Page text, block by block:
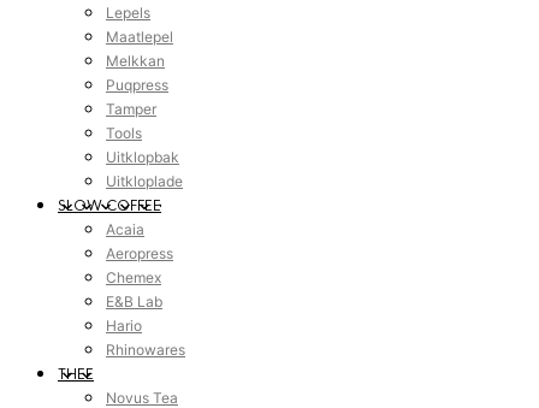
Lepels
Maatlepel
Melkkan
Puqpress
Tamper
Tools
Uitklopbak
Uitkloplade
SLOW COFFEE
Acaia
Aeropress
Chemex
E&B Lab
Hario
Rhinowares
THEE
Novus Tea